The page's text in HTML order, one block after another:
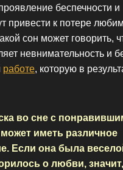
беспечности и
привести к потере
сон может говорить,
невнимательность и
работе, которую в
во сне с
иметь различное
Если она была
о любви,